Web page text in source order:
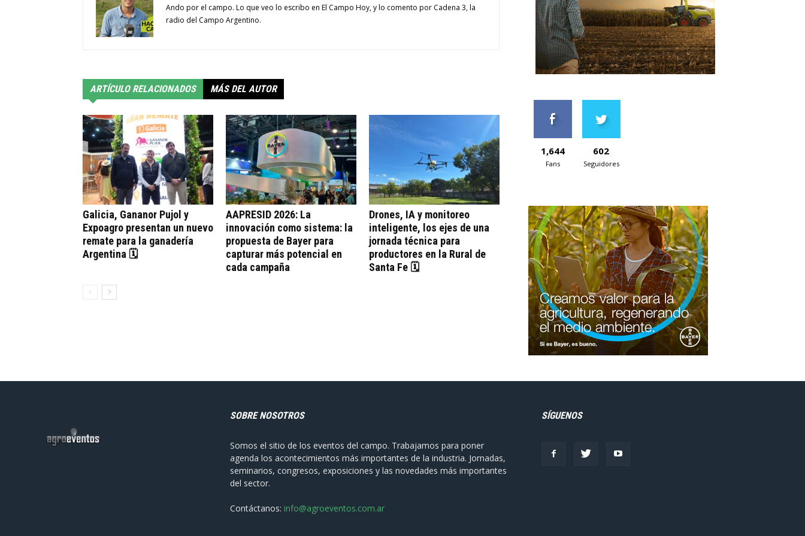
Ando por el campo. Lo que veo lo escribo en El Campo Hoy, y lo comento por Cadena 3, la
radio del Campo Argentino.
ARTÍCULO RELACIONADOS MÁS DEL AUTOR
Galicia, Gananor Pujol y
Expoagro presentan un nuevo
remate para la ganadería
Argentina 🗓
AAPRESID 2026: La
innovación como sistema: la
propuesta de Bayer para
capturar más potencial en
cada campaña
Drones, IA y monitoreo
inteligente, los ejes de una
jornada técnica para
productores en la Rural de
Santa Fe 🗓
1,644
Fans
602
Seguidores
SOBRE NOSOTROS
Somos el sitio de los eventos del campo. Trabajamos para poner
agenda los acontecimientos más importantes de la industria. Jornadas,
seminarios, congresos, exposiciones y las novedades más importantes
del sector.
Contáctanos: info@agroeventos.com.ar
SÍGUENOS